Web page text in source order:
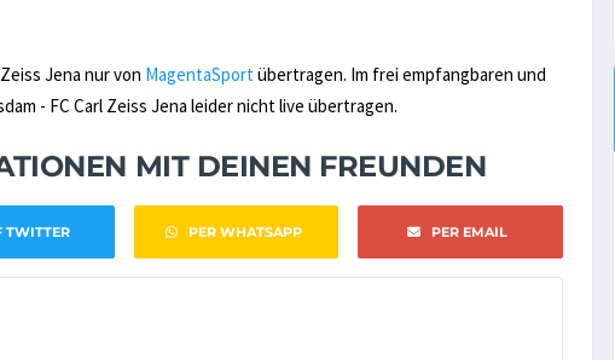
Jena nur von MagentaSportübertragen. Im frei empfangbaren und
- FC Carl Zeiss Jena leider nicht live übertragen.
MIT DEINEN FREUNDEN
TWITTER PER WHATSAPP PER EMAIL